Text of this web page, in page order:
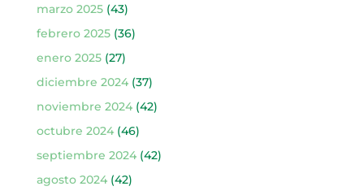
marzo 2025(43)
febrero 2025(36)
enero 2025(27)
diciembre 2024(37)
noviembre 2024(42)
octubre 2024(46)
septiembre 2024(42)
agosto 2024(42)